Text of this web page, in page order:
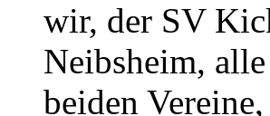
wir, der SV
Neibsheim,
beiden